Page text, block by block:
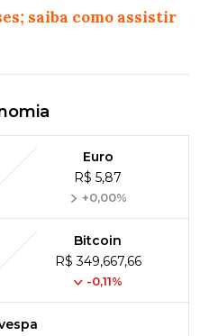
saiba como assistir
Euro
R$ 5,87
+0,00%
Bitcoin
R$ 349,667,66
-0,11%